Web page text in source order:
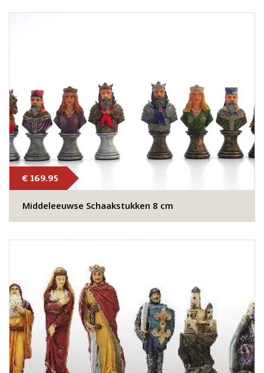
€ 169.95
Middeleeuwse Schaakstukken 8 cm